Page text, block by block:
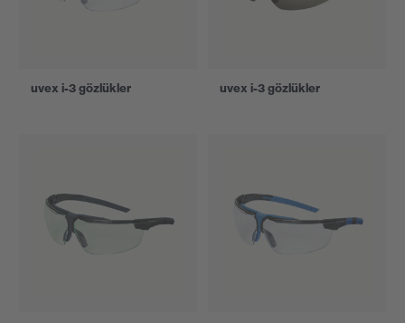
uvex i-3 gözlükler uvex i-3 gözlükler